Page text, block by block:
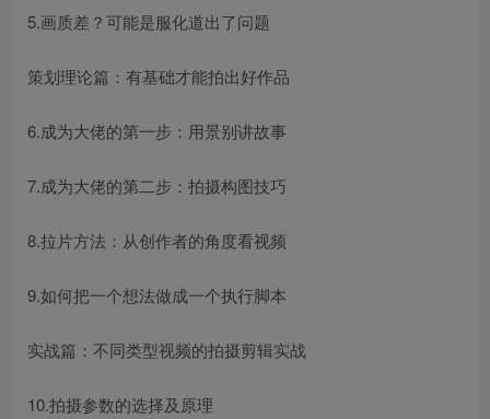
5.画质差？可能是服化道出了问题
策划理论篇：有基础才能拍出好作品
6.成为大佬的第一步：用景别讲故事
7.成为大佬的第二步：拍摄构图技巧
8.拉片方法：从创作者的角度看视频
9.如何把一个想法做成一个执行脚本
实战篇：不同类型视频的拍摄剪辑实战
10.拍摄参数的选择及原理